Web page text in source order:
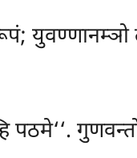
युवण्णानम्ञो
पठमे‘‘.